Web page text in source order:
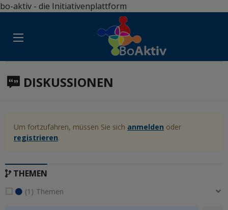
bo-aktiv - die Initiativenplattform
DISKUSSIONEN
Um fortzufahren, müssen Sie sich anmelden oder
registrieren.
THEMEN
(1) Themen